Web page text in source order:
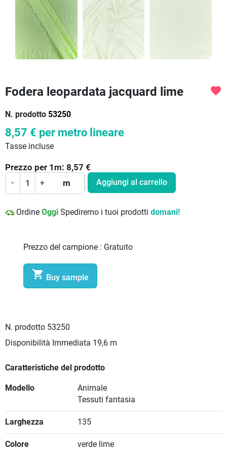
Fodera leopardata jacquard lime
N. prodotto 53250
favorite
8,57 € per metro lineare
Tasse incluse
Prezzo per 1 m: 8,57 €
- + m Aggiungi al carrello
Ordine Oggi Spediremo i tuoi prodotti domani!
Prezzo del campione : Gratuito
 Buy sample
N. prodotto 53250
Disponibilità Immediata 19,6 m
Caratteristiche del prodotto
Modello
Animale
Tessuti fantasia
Larghezza 135
Colore verde lime